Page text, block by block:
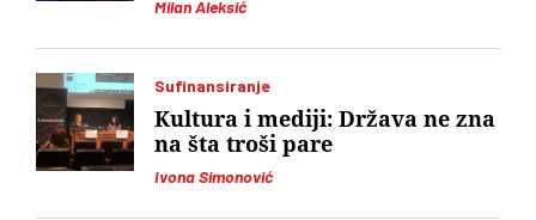
Milan Aleksić
Sufinansiranje
Ivona Simonović
Kultura i mediji: Država ne zna
na šta troši pare